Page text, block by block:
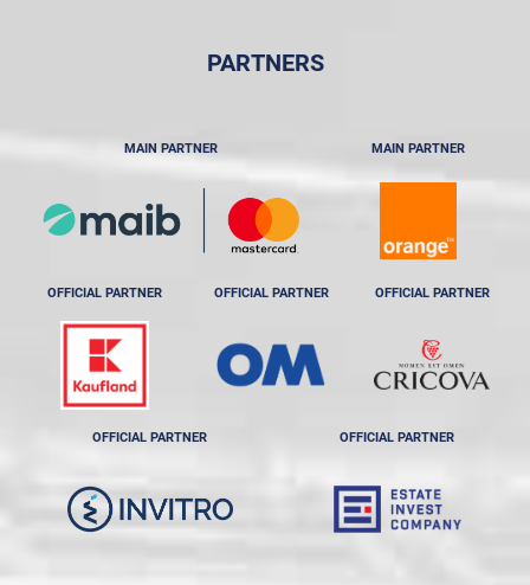
PARTNERS
MAIN PARTNER MAIN PARTNER
OFFICIAL PARTNER OFFICIAL PARTNER OFFICIAL PARTNER
OFFICIAL PARTNER OFFICIAL PARTNER